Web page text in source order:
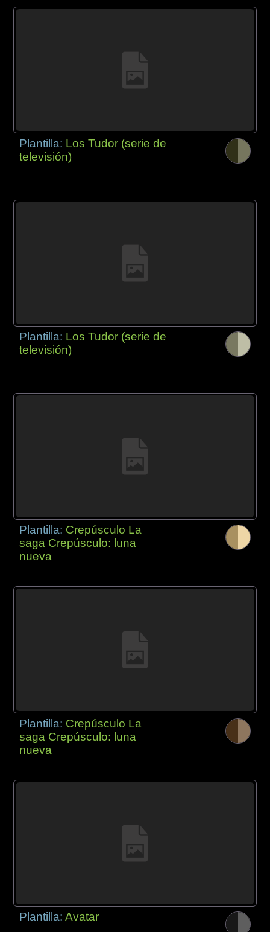
Plantilla: Los Tudor (serie de
televisión)
Plantilla: Los Tudor (serie de
televisión)
Plantilla: Crepúsculo La
saga Crepúsculo: luna
nueva
Plantilla: Crepúsculo La
saga Crepúsculo: luna
nueva
Plantilla:Avatar